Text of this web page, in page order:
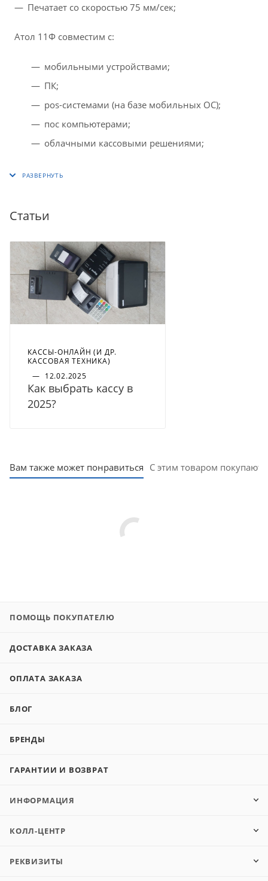
Печатает со скоростью 75 мм/сек;
Атол 11Ф совместим с:
мобильными устройствами;
ПК;
pos-системами (на базе мобильных ОС);
пос компьютерами;
облачными кассовыми решениями;
Статьи
КАССЫ-ОНЛАЙН (И ДР.
КАССОВАЯ ТЕХНИКА)
— 12.02.2025
Как выбрать кассу в
2025?
Вам также может понравиться С этим товаром покупают
ПОМОЩЬ ПОКУПАТЕЛЮ
ДОСТАВКА ЗАКАЗА
ОПЛАТА ЗАКАЗА
БЛОГ
БРЕНДЫ
ГАРАНТИИ И ВОЗВРАТ
ИНФОРМАЦИЯ
КОЛЛ-ЦЕНТР
РЕКВИЗИТЫ